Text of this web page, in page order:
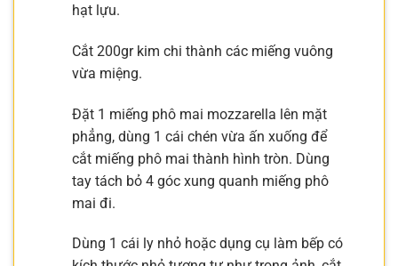
hạt lựu.
Cắt 200gr kim chi thành các miếng vuông
vừa miệng.
Đặt 1 miếng phô mai mozzarella lên mặt
phẳng, dùng 1 cái chén vừa ấn xuống để
cắt miếng phô mai thành hình tròn. Dùng
tay tách bỏ 4 góc xung quanh miếng phô
mai đi.
Dùng 1 cái ly nhỏ hoặc dụng cụ làm bếp có